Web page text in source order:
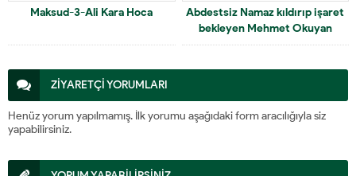
Maksud-3-Ali Kara Hoca
Abdestsiz Namaz kıldırıp işaret
bekleyen Mehmet Okuyan
ZİYARETÇİ YORUMLARI
Henüz yorum yapılmamış. İlk yorumu aşağıdaki form aracılığıyla siz
yapabilirsiniz.